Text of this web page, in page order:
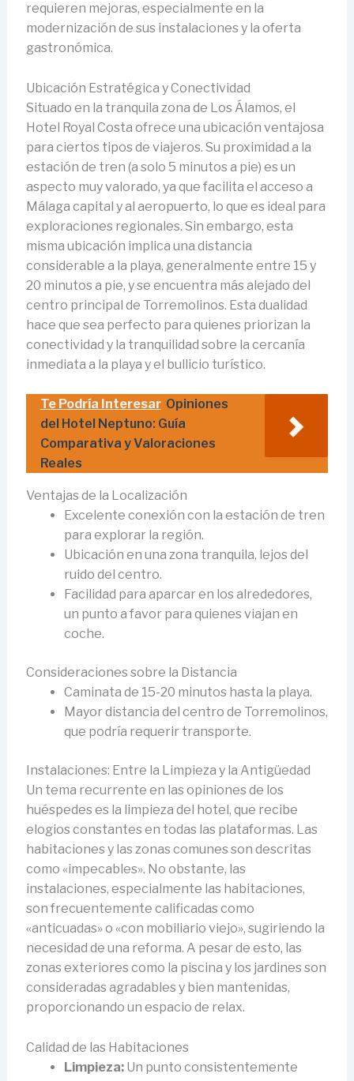
requieren mejoras, especialmente en la
modernización de sus instalaciones y la oferta
gastronómica.
Ubicación Estratégica y Conectividad
Situado en la tranquila zona de Los Álamos, el
Hotel Royal Costa ofrece una ubicación ventajosa
para ciertos tipos de viajeros. Su proximidad a la
estación de tren (a solo 5 minutos a pie) es un
aspecto muy valorado, ya que facilita el acceso a
Málaga capital y al aeropuerto, lo que es ideal para
exploraciones regionales. Sin embargo, esta
misma ubicación implica una distancia
considerable a la playa, generalmente entre 15 y
20 minutos a pie, y se encuentra más alejado del
centro principal de Torremolinos. Esta dualidad
hace que sea perfecto para quienes priorizan la
conectividad y la tranquilidad sobre la cercanía
inmediata a la playa y el bullicio turístico.
Te Podría Interesar Opiniones
del Hotel Neptuno: Guía
Comparativa y Valoraciones
Reales
Ventajas de la Localización
Excelente conexión con la estación de tren
para explorar la región.
Ubicación en una zona tranquila, lejos del
ruido del centro.
Facilidad para aparcar en los alrededores,
un punto a favor para quienes viajan en
coche.
Consideraciones sobre la Distancia
Caminata de 15-20 minutos hasta la playa.
Mayor distancia del centro de Torremolinos,
que podría requerir transporte.
Instalaciones: Entre la Limpieza y la Antigüedad
Un tema recurrente en las opiniones de los
huéspedes es la limpieza del hotel, que recibe
elogios constantes en todas las plataformas. Las
habitaciones y las zonas comunes son descritas
como «impecables». No obstante, las
instalaciones, especialmente las habitaciones,
son frecuentemente calificadas como
«anticuadas» o «con mobiliario viejo», sugiriendo la
necesidad de una reforma. A pesar de esto, las
zonas exteriores como la piscina y los jardines son
consideradas agradables y bien mantenidas,
proporcionando un espacio de relax.
Calidad de las Habitaciones
Limpieza:Un punto consistentemente